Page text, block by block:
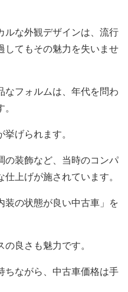
ルな外観デザインは、流行
してもその魅力を失いませ
なフォルムは、年代を問わ
げられます。
の装飾など、当時のコンパ
上げが施されています。
装の状態が良い中古車」を
良さも魅力です。
ちながら、中古車価格は手